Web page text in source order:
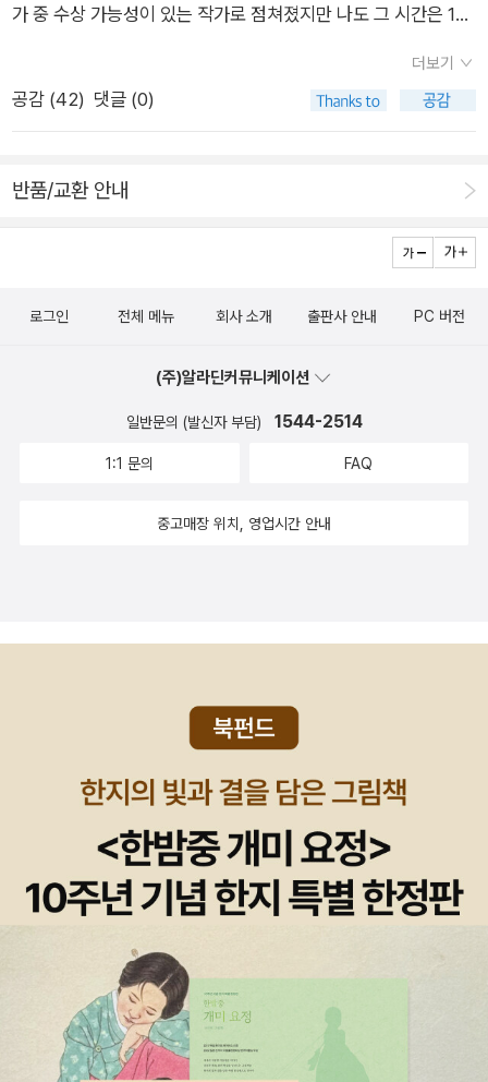
가 중 수상 가능성이 있는 작가로 점쳐졌지만 나도 그 시간은 10
고를 맡은지라 내일 출발하는 스위스문학기행 커리어에 한강의
책도 몇권 들어갔다. 비행중에, 혹은 스위스의 숙소에서 한강을
읽는 모습을 그려보게 된다. 공항서점에서 외국어로 번역된 한강
미루고, 문학기행중이라 다음주에는 강의가 없는 덕에 모처럼 시
간을 내서 밀린 책들의 페이퍼를 적는다. 대충 견적으로는 10여
개는 적어야 하지만, 일단 철학책부터. 현대독일철학의 아이콘이
지막권이 출간되었다(젊은 철학자였는데, 1964년생이니 그도
(2018), <너 자신을 알라>(2018)에 뒤이은 것이다. 6년만의 완
간. 3부작을 다 갖고는 있지만, 책이사가 진행중이어서(신규 도
서구입이 제한되고 있다) 나머지 두 권의 소재를 정확히 알지 못
는 생각이 든다. 관점이 있으면서 흥미롭게 잘 쓰인 철학사다. 다
로 움베르토 에코의 <경이로운 철학의 역사>를 떠올릴 수 있겠
에 이정우의 <세계철학사>(전4권)도 완간됐었다. 국내 저자가
높이 평가할 만하다. 지난해 여름에 나온 고명섭 기자의 <하이데
거 극장>과 함께 국내 저자의 철학서로 상찬받을 만하다. 다만
나로선 역시나 강의들 때문에 아직 손에 들지 못하고 있어서 유감
이다. 리하르트 프레히트와 함께 주목할 저자는 마르쿠스 가브리
지젝과의 공저 <신화, 광기 그리고 웃음>으로 처음 소개된 게 2
011년이었다. 그리고 최근 <허구의 철학>이 나왔는데, 흥미로운
저작(확인해보니 아직 영어판이 나오지 않았다). 규모가 좀 있는
책이어서 본격독서는 미루고 있는데(700쪽이 넘는다), 앞서 나
더보기
공감 (42) 댓글 (0)
반품/교환 안내
로그인 전체 메뉴 회사 소개 출판사 안내 PC 버전
(주)알라딘커뮤니케이션
일반문의 (발신자 부담) 1544-2514
1:1 문의 FAQ
중고매장 위치, 영업시간 안내